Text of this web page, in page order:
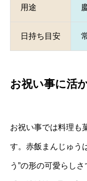
用途
日持ち目安
お祝い事に活
お祝い事では料理も
す。赤飯まんじゅう
う”の形の可愛らし